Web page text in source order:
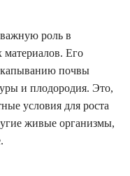
роль в
материалов. Его
почвы
и плодородия. Это,
условия для роста
живые организмы,